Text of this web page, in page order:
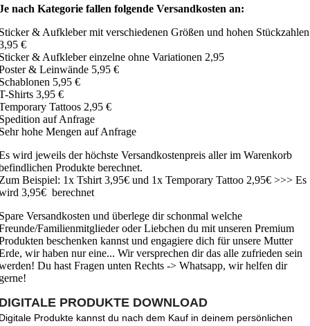
nach Kategorie fallen folgende Versandkosten an:
& Aufkleber mit verschiedenen Größen und hohen Stückzahlen
€
& Aufkleber einzelne ohne Variationen 2,95
& Leinwände 5,95 €
5,95 €
Shirts 3,95 €
Tattoos 2,95 €
auf Anfrage
hohe Mengen auf Anfrage
wird jeweils der höchste Versandkostenpreis aller im Warenkorb
Produkte berechnet.
Beispiel: 1x Tshirt 3,95€ und 1x Temporary Tattoo 2,95€ >>> Es
3,95€ berechnet
Versandkosten und überlege dir schonmal welche
Familienmitglieder oder Liebchen du mit unseren Premium
beschenken kannst und engagiere dich für unsere Mutter
wir haben nur eine... Wir versprechen dir das alle zufrieden sein
Du hast Fragen unten Rechts -> Whatsapp, wir helfen dir
PRODUKTE DOWNLOAD
Produkte kannst du nach dem Kauf in deinem persönlichen